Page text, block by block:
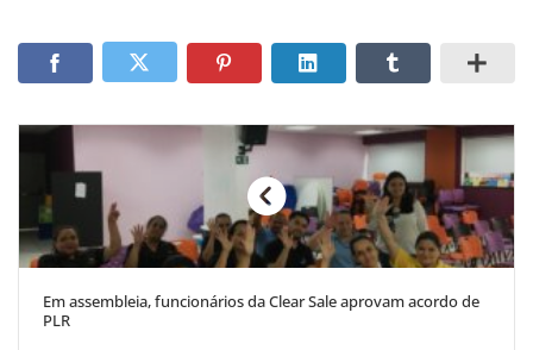
Em assembleia, funcionários da Clear Sale aprovam acordo de
PLR